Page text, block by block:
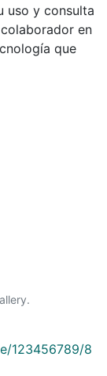
uso y consulta
en
que
123456789/8